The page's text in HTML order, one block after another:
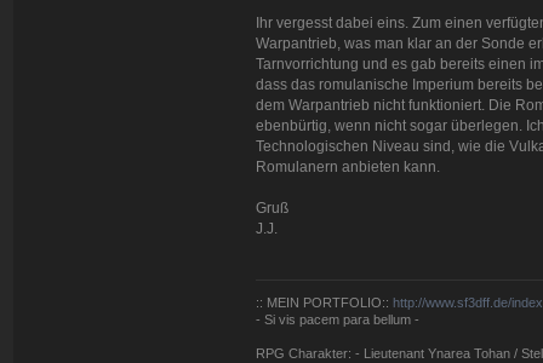
Ihr vergesst dabei eins. Zum einen
Warpantrieb, was man klar an der Sonde
Tarnvorrichtung und es gab bereits einen
dass das romulanische Imperium bereits
dem Warpantrieb nicht funktioniert. Die
ebenbürtig, wenn nicht sogar überlegen.
Technologischen Niveau sind, wie die
Romulanern anbieten kann.
Gruß
J.J.
:: MEIN PORTFOLIO:: http://www.sf3dff.de/
- Si vis pacem para bellum -
RPG Charakter: - Lieutenant Ynarea Tohan /